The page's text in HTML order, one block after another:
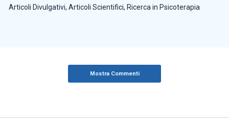
Articoli Divulgativi, Articoli Scientifici, Ricerca in Psicoterapia
Mostra Commenti